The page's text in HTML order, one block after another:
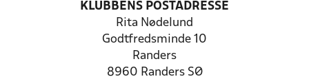
KLUBBENS POSTADRESSE
Rita Nødelund
Godtfredsminde 10
Randers
8960 Randers SØ